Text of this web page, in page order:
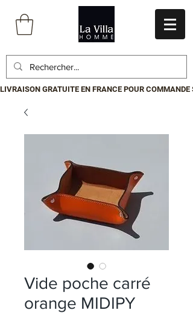
LIVRAISON GRATUITE EN FRANCE POUR
Vide poche carré
orange MIDIPY